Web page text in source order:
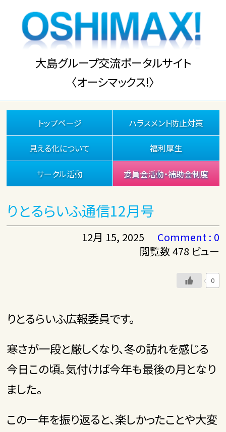
大島グループ交流ポータルサイト
〈オーシマックス!〉
トップページ ハラスメント防止対策
見える化について 福利厚生
サークル活動 委員会活動・補助金制度
りとるらいふ通信12月号
12月 15, 2025
Comment : 0
閲覧数 478 ビュー
0
りとるらいふ広報委員です。
寒さが一段と厳しくなり、冬の訪れを感じる
今日この頃。気付けば今年も最後の月となり
ました。
この一年を振り返ると、楽しかったことや大変